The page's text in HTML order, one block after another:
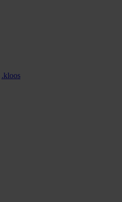
.kloos